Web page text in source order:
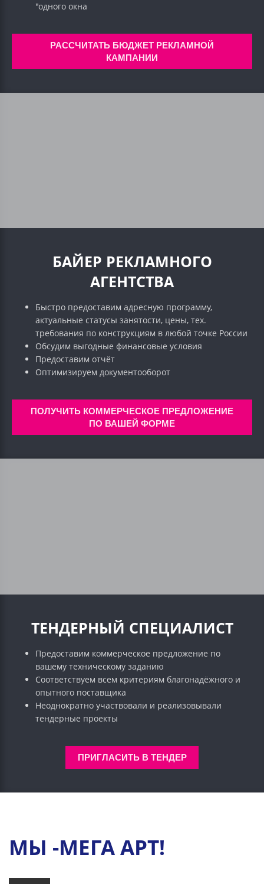
"одного окна
РАССЧИТАТЬ БЮДЖЕТ РЕКЛАМНОЙ
КАМПАНИИ
БАЙЕР РЕКЛАМНОГО
АГЕНТСТВА
Быстро предоставим адресную программу,
актуальные статусы занятости, цены, тех.
требования по конструкциям в любой точке России
Обсудим выгодные финансовые условия
Предоставим отчёт
Оптимизируем документооборот
ПОЛУЧИТЬ КОММЕРЧЕСКОЕ ПРЕДЛОЖЕНИЕ
ПО ВАШЕЙ ФОРМЕ
ТЕНДЕРНЫЙ СПЕЦИАЛИСТ
Предоставим коммерческое предложение по
вашему техническому заданию
Соответствуем всем критериям благонадёжного и
опытного поставщика
Неоднократно участвовали и реализовывали
тендерные проекты
ПРИГЛАСИТЬ В ТЕНДЕР
МЫ -МЕГА АРТ!